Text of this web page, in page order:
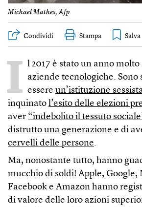
Michael Mathes, Afp
Condividi Stampa
I l 2017 è stato un anno molto
aziende tecnologiche. Sono
essere un’istituzione
inquinato l’esito delle elezioni
aver “indebolito il tessuto
distrutto una generazione e di
cervelli delle persone.
Ma, nonostante tutto, hanno
mucchio di soldi! Apple, Google,
Facebook e Amazon hanno
di valore delle loro azioni